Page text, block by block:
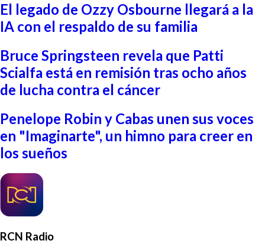
El legado de Ozzy Osbourne llegará a la
IA con el respaldo de su familia
Bruce Springsteen revela que Patti
Scialfa está en remisión tras ocho años
de lucha contra el cáncer
Penelope Robin y Cabas unen sus voces
en "Imaginarte", un himno para creer en
los sueños
RCN Radio